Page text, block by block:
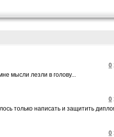
0
мысли лезли в голову...
0
только написать и защитить
0